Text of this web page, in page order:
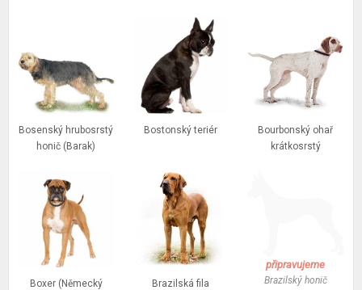
Bosenský hrubosrstý
honič (Barak)
Bostonský teriér
Bourbonský ohař
krátkosrstý
Boxer (Německý
Brazilská fila
připravujeme
Brazilský honič